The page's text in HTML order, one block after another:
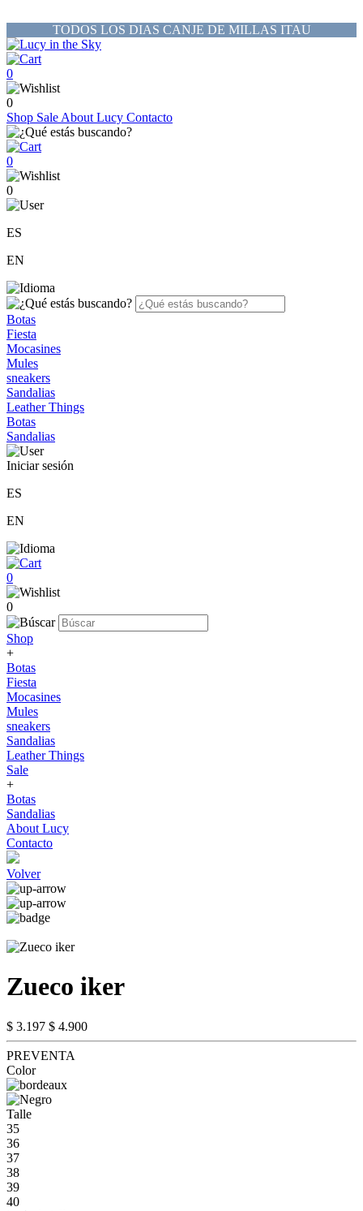
TODOS LOS DIAS CANJE DE MILLAS ITAU
0
0
Shop Sale About Lucy Contacto
0
0
ES
EN
Botas
Fiesta
Mocasines
Mules
sneakers
Sandalias
Leather Things
Botas
Sandalias
Iniciar sesión
ES
EN
0
0
Shop
+
Botas
Fiesta
Mocasines
Mules
sneakers
Sandalias
Leather Things
Sale
+
Botas
Sandalias
About Lucy
Contacto
Volver
Zueco iker
$ 3.197 $ 4.900
PREVENTA
Color
Talle
35
36
37
38
39
40